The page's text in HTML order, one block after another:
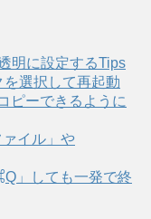
明に設定するTips
選択して再起動
ピーできるように
イル」や
」しても一発で終